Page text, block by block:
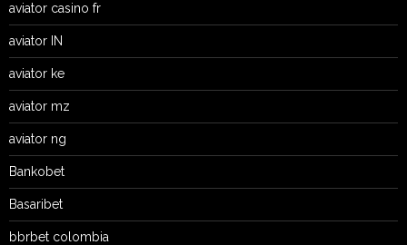
aviator casino fr
aviator IN
aviator ke
aviator mz
aviator ng
Bankobet
Basaribet
bbrbet colombia